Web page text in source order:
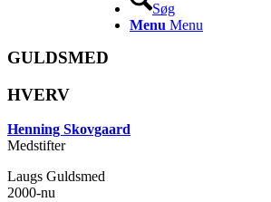
Søg
Menu Menu
GULDSMED
HVERV
Henning Skovgaard
Medstifter
Laugs Guldsmed
2000-nu